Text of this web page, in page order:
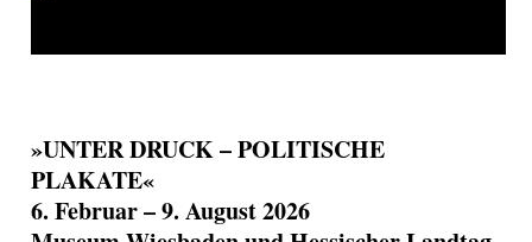
»UNTER DRUCK – POLITISCHE
PLAKATE«
6. Februar – 9. August 2026